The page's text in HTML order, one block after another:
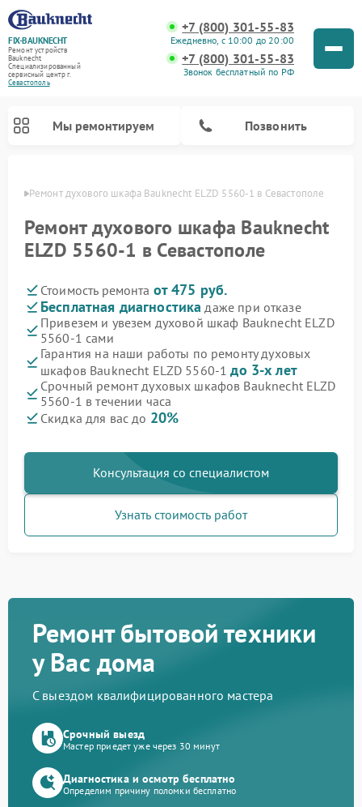
FIX-BAUKNECHT
Ремонт устройств
Bauknecht
Специализированный
cервисный центр г.
Севастополь
+7 (800) 301-55-83
Ежедневно, с 10:00 до 20:00
+7 (800) 301-55-83
Звонок бесплатный по РФ
Мы ремонтируем Позвонить
Ремонт духового шкафа Bauknecht ELZD 5560-1 в Севастополе
Ремонт духового шкафа Bauknecht
ELZD 5560-1 в Севастополе
Стоимость ремонта от 475 руб.
Бесплатная диагностика даже при отказе
Привезем и увезем духовой шкаф Bauknecht ELZD
5560-1 сами
Гарантия на наши работы по ремонту духовых
шкафов Bauknecht ELZD 5560-1до 3-х лет
Срочный ремонт духовых шкафов Bauknecht ELZD
5560-1 в течении часа
Скидка для вас до 20%
Консультация со специалистом
Узнать стоимость работ
Ремонт бытовой техники
у Вас дома
С выездом квалифицированного мастера
Срочный выезд
Мастер приедет уже через 30 минут
Диагностика и осмотр бесплатно
Определим причину поломки бесплатно